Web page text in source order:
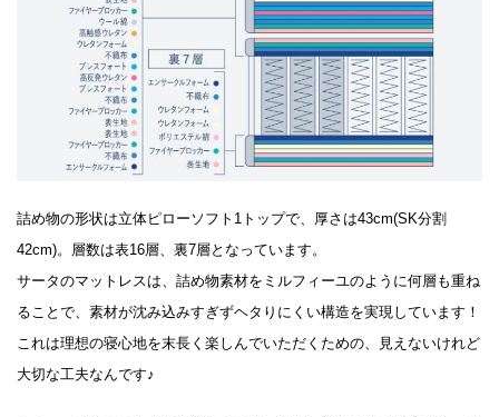
詰め物の形状は立体ピローソフト1トップで、厚さは43cm(SK分割
42cm)。層数は表16層、裏7層となっています。
サータのマットレスは、詰め物素材をミルフィーユのように何層も重ね
ることで、素材が沈み込みすぎずヘタりにくい構造を実現しています！
これは理想の寝心地を末長く楽しんでいただくための、見えないけれど
大切な工夫なんです♪